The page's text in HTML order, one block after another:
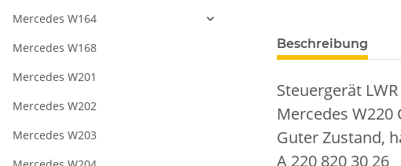
Beschreibung
Steuergerät
Mercedes W220
Guter Zustand,
A 220 820 30 26
Mercedes W164
Mercedes W168
Mercedes W201
Mercedes W202
Mercedes W203